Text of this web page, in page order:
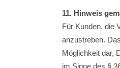
11. Hinweis
Für Kunden, die
anzustreben.
Möglichkeit dar,
im Sinne des §